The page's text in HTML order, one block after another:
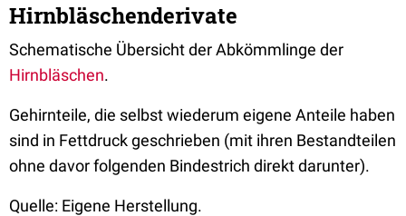
Hirnbläschenderivate
Schematische Übersicht der Abkömmlinge der
Hirnbläschen.
Gehirnteile, die selbst wiederum eigene Anteile haben
sind in Fettdruck geschrieben (mit ihren Bestandteilen
ohne davor folgenden Bindestrich direkt darunter).
Quelle: Eigene Herstellung.